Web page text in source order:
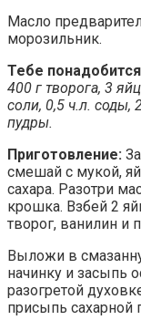
Масло
морозильник.
Тебе
400 г творога, 3
соли, 0,5 ч.л. соды,
пудры.
Приготовление:
смешай с мукой,
сахара. Разотри
крошка. Взбей 2
творог, ванилин и
Выложи в
начинку и засыпь
разогретой
присыпь сахарной